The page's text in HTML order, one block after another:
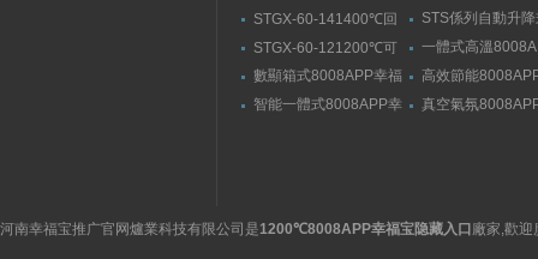
理爐-箱式幸福宝污APP
動升降式燒結爐
STGX-60-141400℃回
轉幸福宝污版下载（剛
STS係列自動升
結爐
STGX-60-121200℃可
傾斜幸福宝污版下载
一體式高溫
福宝隐藏入口
數顯箱式8008APP幸福
宝隐藏入口
高效節能
宝隐藏入口
智能一體式8008APP幸
真空氣氛
河南幸福宝推广官网爐業科技有限公司是1200℃8008APP幸福宝隐藏入口 廠家,歡迎